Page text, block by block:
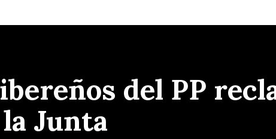
del PP
Junta